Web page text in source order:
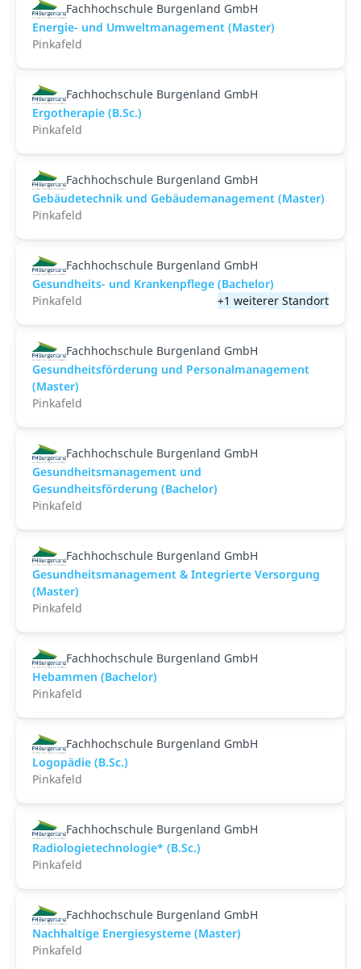
Fachhochschule Burgenland GmbH
Energie- und Umweltmanagement (Master)
Pinkafeld
Fachhochschule Burgenland GmbH
Ergotherapie (B.Sc.)
Pinkafeld
Fachhochschule Burgenland GmbH
Gebäudetechnik und Gebäudemanagement (Master)
Pinkafeld
Fachhochschule Burgenland GmbH
Gesundheits- und Krankenpflege (Bachelor)
Pinkafeld
+1 weiterer Standort
Fachhochschule Burgenland GmbH
Gesundheitsförderung und Personalmanagement
(Master)
Pinkafeld
Fachhochschule Burgenland GmbH
Gesundheitsmanagement und
Gesundheitsförderung (Bachelor)
Pinkafeld
Fachhochschule Burgenland GmbH
Gesundheitsmanagement & Integrierte Versorgung
(Master)
Pinkafeld
Fachhochschule Burgenland GmbH
Hebammen (Bachelor)
Pinkafeld
Fachhochschule Burgenland GmbH
Logopädie (B.Sc.)
Pinkafeld
Fachhochschule Burgenland GmbH
Radiologietechnologie* (B.Sc.)
Pinkafeld
Fachhochschule Burgenland GmbH
Nachhaltige Energiesysteme (Master)
Pinkafeld